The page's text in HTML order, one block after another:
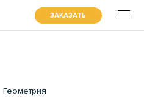
ЗАКАЗАТЬ
Геометрия